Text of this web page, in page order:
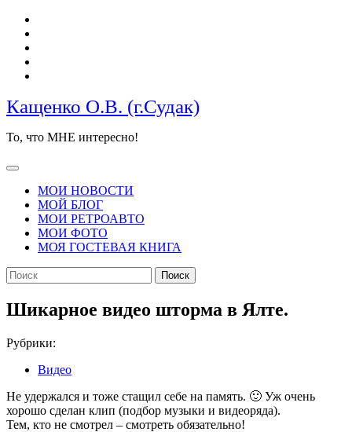
Перейти
содержимому
Кащенко О.В. (г.Судак)
То, что МНЕ интересно!
Кнопка
ОткрытьМОИ НОВОСТИ
МОЙ БЛОГ
МОИ РЕТРОАВТО
МОИ ФОТО
МОЯ ГОСТЕВАЯ КНИГА
КНОПКА
ЗАКРЫТЬ
Найти:
Шикарное видео шторма в Ялте.
Рубрики:
Видео
Не удержался и тоже стащил себе на память. 🙂 Уж очень
хорошо сделан клип (подбор музыки и видеоряда).
Тем, кто не смотрел – смотреть обязательно!